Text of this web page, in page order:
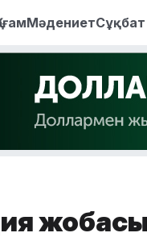
МәдениетСұқбат
жобасы